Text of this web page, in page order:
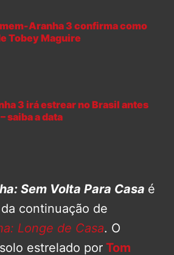
Aranha 3 confirma como
Tobey Maguire
3 irá estrear no Brasil antes
saiba a data
Sem Volta Para Casa é
continuação de
Longe de Casa. O
estrelado por Tom